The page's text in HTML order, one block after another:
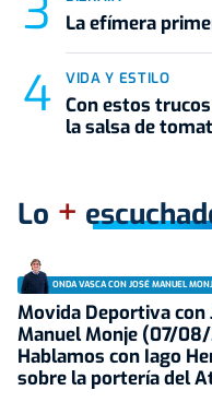
La efímera
VIDA Y ESTILO
Con estos
la salsa de
Lo +
ONDA VASCA CON JOSÉ MANUEL
Movida Deportiva con
Manuel Monje (07/
Hablamos con Iago
sobre la portería del